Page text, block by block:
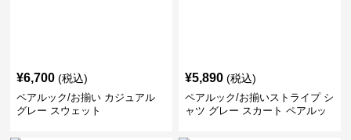
¥6,700 (税込)
ペアルック/お揃い カジュアル
グレー スウェット
¥5,890 (税込)
ペアルック/お揃いストライプ シ
ャツ グレー スカート ペアルッ